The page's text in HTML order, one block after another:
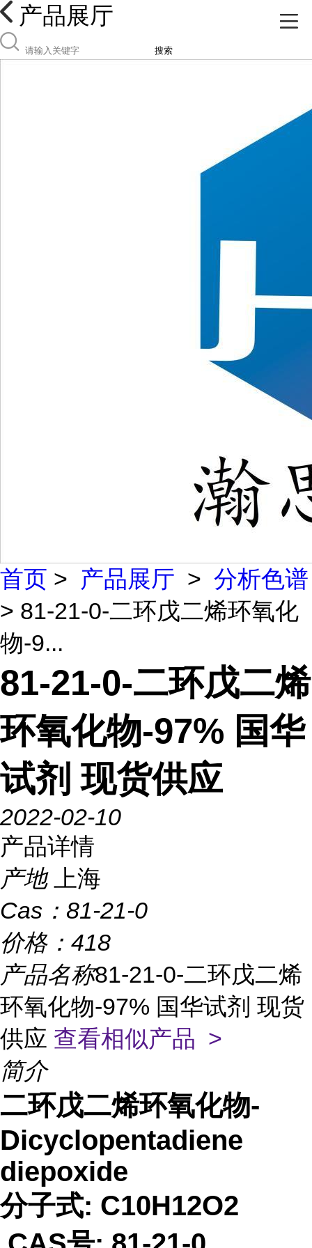
产品展厅
搜索
首页 > 产品展厅 > 分析色谱
> 81-21-0-二环戊二烯环氧化
物-9...
81-21-0-二环戊二烯
环氧化物-97% 国华
试剂 现货供应
2022-02-10
产品详情
产地
上海
Cas： 81-21-0
价格： 418
产品名称81-21-0-二环戊二烯
环氧化物-97% 国华试剂 现货
供应 查看相似产品 >
简介
二环戊二烯环氧化物-
Dicyclopentadiene
diepoxide
分子式: C10H12O2